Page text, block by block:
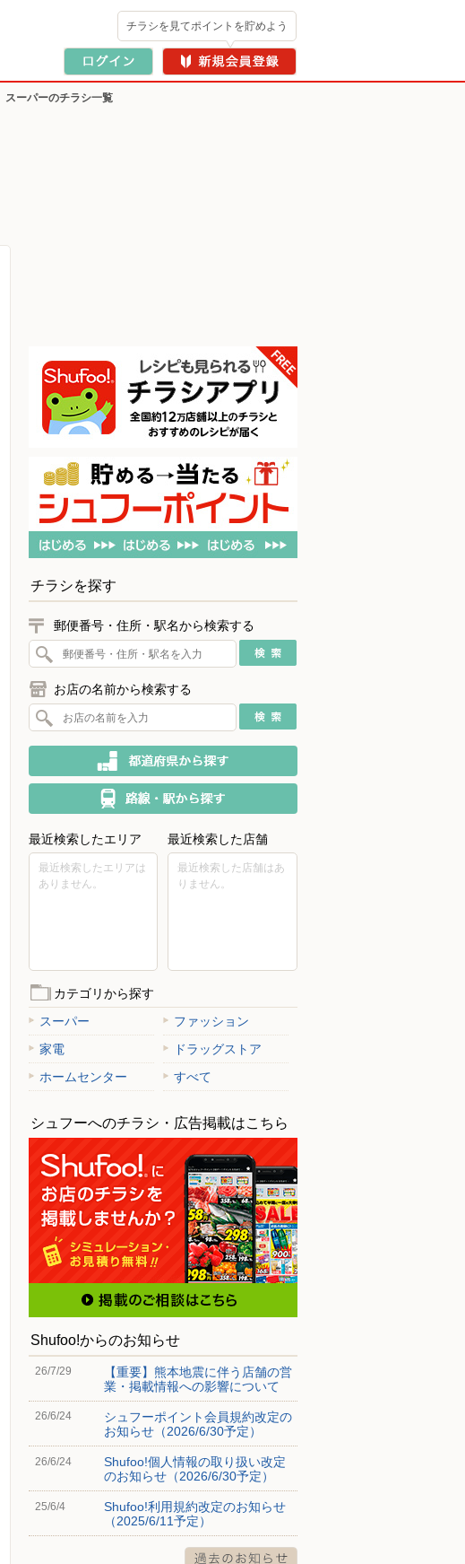
チラシを見てポイントを貯めよう
スーパーのチラシ一覧
チラシを探す
郵便番号・住所・駅名から検索する
お店の名前から検索する
最近検索したエリア
最近検索したエリアは
ありません。
最近検索した店舗
最近検索した店舗はあ
りません。
カテゴリから探す
スーパー
ファッション
家電
ドラッグストア
ホームセンター
すべて
シュフーへのチラシ・広告掲載はこちら
Shufoo!からのお知らせ
26/7/29
【重要】熊本地震に伴う店舗の営
業・掲載情報への影響について
26/6/24
シュフーポイント会員規約改定の
お知らせ（2026/6/30予定）
26/6/24
Shufoo!個人情報の取り扱い改定
のお知らせ（2026/6/30予定）
25/6/4
Shufoo!利用規約改定のお知らせ
（2025/6/11予定）